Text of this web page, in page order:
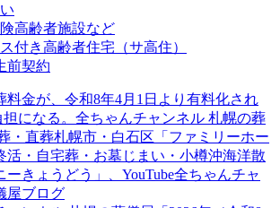
高齢者施設など
付き高齢者住宅（サ高住）
前契約
料金が、令和8年4月1日より有料化され
担になる。全ちゃんチャンネル 札幌の葬
・直葬札幌市・白石区「ファミリーホー
活・自宅葬・お墓じまい・小樽沖海洋散
ーきょうどう」、YouTube全ちゃんチャ
屋ブログ